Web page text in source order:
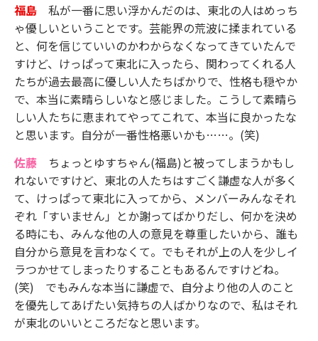
福島 私が一番に思い浮かんだのは、東北の人はめっち
ゃ優しいということです。芸能界の荒波に揉まれている
と、何を信じていいのかわからなくなってきていたんで
すけど、けっぱって東北に入ったら、関わってくれる人
たちが過去最高に優しい人たちばかりで、性格も穏やか
で、本当に素晴らしいなと感じました。こうして素晴ら
しい人たちに恵まれてやってこれて、本当に良かったな
と思います。自分が一番性格悪いかも……。(笑)
佐藤 ちょっとゆすちゃん(福島)と被ってしまうかもし
れないですけど、東北の人たちはすごく謙虚な人が多く
て、けっぱって東北に入ってから、メンバーみんなそれ
ぞれ「すいません」とか謝ってばかりだし、何かを決め
る時にも、みんな他の人の意見を尊重したいから、誰も
自分から意見を言わなくて。でもそれが上の人を少しイ
ラつかせてしまったりすることもあるんですけどね。
(笑) でもみんな本当に謙虚で、自分より他の人のこと
を優先してあげたい気持ちの人ばかりなので、私はそれ
が東北のいいところだなと思います。